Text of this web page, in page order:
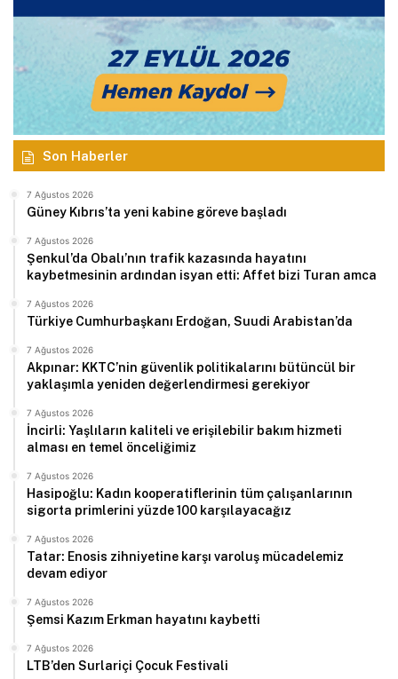
Son Haberler
7 Ağustos 2026
Güney Kıbrıs’ta yeni kabine göreve başladı
7 Ağustos 2026
Şenkul’da Obalı’nın trafik kazasında hayatını
kaybetmesinin ardından isyan etti: Affet bizi Turan amca
7 Ağustos 2026
Türkiye Cumhurbaşkanı Erdoğan, Suudi Arabistan’da
7 Ağustos 2026
Akpınar: KKTC’nin güvenlik politikalarını bütüncül bir
yaklaşımla yeniden değerlendirmesi gerekiyor
7 Ağustos 2026
İncirli: Yaşlıların kaliteli ve erişilebilir bakım hizmeti
alması en temel önceliğimiz
7 Ağustos 2026
Hasipoğlu: Kadın kooperatiflerinin tüm çalışanlarının
sigorta primlerini yüzde 100 karşılayacağız
7 Ağustos 2026
Tatar: Enosis zihniyetine karşı varoluş mücadelemiz
devam ediyor
7 Ağustos 2026
Şemsi Kazım Erkman hayatını kaybetti
7 Ağustos 2026
LTB’den Surlariçi Çocuk Festivali